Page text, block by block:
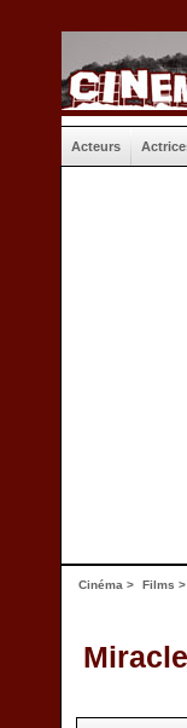
Acteurs
Cinéma > Films